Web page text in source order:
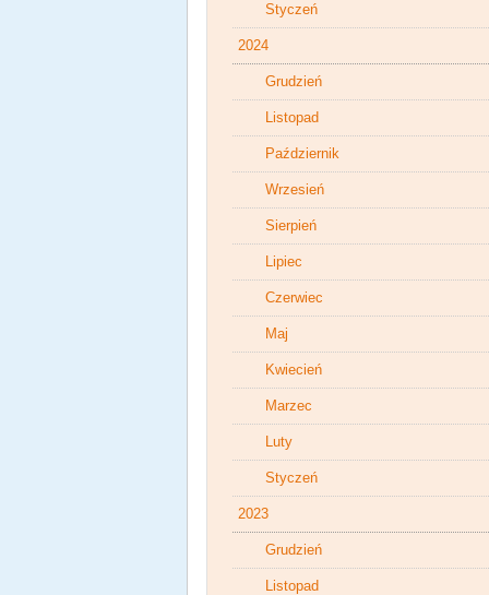
Styczeń
2024
Grudzień
Listopad
Październik
Wrzesień
Sierpień
Lipiec
Czerwiec
Maj
Kwiecień
Marzec
Luty
Styczeń
2023
Grudzień
Listopad